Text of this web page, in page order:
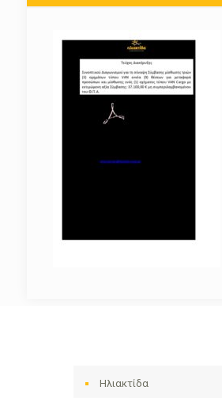
Ηλιακτίδα